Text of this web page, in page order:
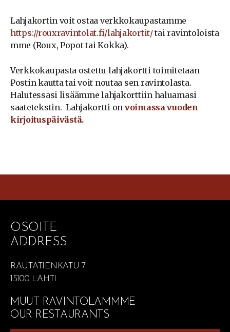
Lahjakortin voit ostaa verkkokaupastamme
https://rouxravintolat.fi/lahjakortit/tai ravintoloista
mme (Roux, Popot tai Kokka).
Verkkokaupasta ostettu lahjakortti toimitetaan
Postin kautta tai voit noutaa sen ravintolasta.
Halutessasi lisäämme lahjakorttiin haluamasi
saatetekstin. Lahjakortti on voimassa vuoden
kirjoituspäivästä.
OSOITE
ADDRESS
RAUTATIENKATU 7
15100 LAHTI
MUUT RAVINTOLAMMME
OUR RESTAURANTS